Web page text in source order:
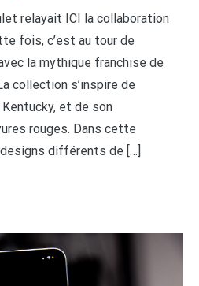
relayait ICI la collaboration
fois, c’est au tour de
la mythique franchise de
collection s’inspire de
Kentucky, et de son
rouges. Dans cette
différents de […]